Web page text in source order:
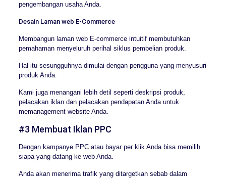
pengembangan usaha Anda.
Desain Laman web E-Commerce
Membangun laman web E-commerce intuitif membutuhkan
pemahaman menyeluruh perihal siklus pembelian produk.
Hal itu sesungguhnya dimulai dengan pengguna yang menyusuri
produk Anda.
Kami juga menangani lebih detil seperti deskripsi produk,
pelacakan iklan dan pelacakan pendapatan Anda untuk
memanagement website Anda.
#3 Membuat Iklan PPC
Dengan kampanye PPC atau bayar per klik Anda bisa memilih
siapa yang datang ke web Anda.
Anda akan menerima trafik yang ditargetkan sebab dalam